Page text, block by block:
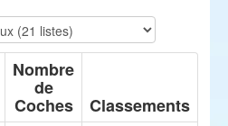
Nombre
de
Coches Classements